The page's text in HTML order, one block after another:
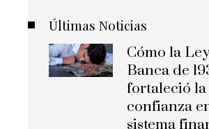
Últimas Noticias
Cómo la
Banca de
fortaleció la
confianza
sistema